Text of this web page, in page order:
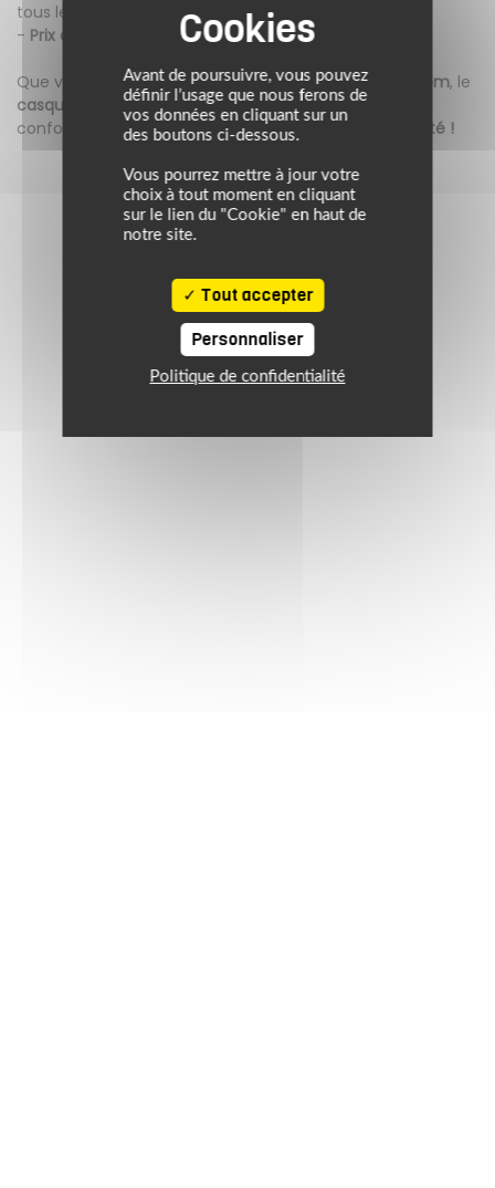
tous les motards
- Prix accessible : Protection et qualité sans se ruiner
Que vous rouliez enscooter, moto classique ou custom, le
casque jet MAXXEest votre allié pour des trajets
confortables et sécurisés.Roulez avec style et légèreté !
Avant de poursuivre, vous pouvez
définir l’usage que nous ferons de
vos données en cliquant sur un
des boutons ci-dessous.
Vous pourrez mettre à jour votre
choix à tout moment en cliquant
sur le lien du "Cookie" en haut de
notre site.
Tout accepter
Personnaliser
Politique de confidentialité